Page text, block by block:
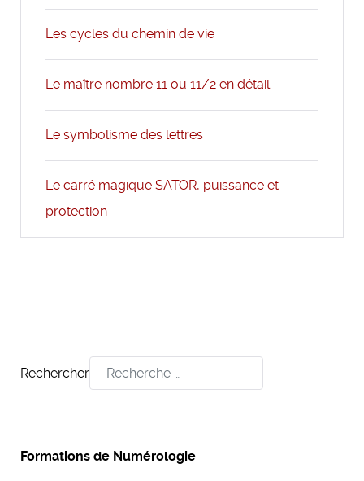
Les cycles du chemin de vie
Le maître nombre 11 ou 11/2 en détail
Le symbolisme des lettres
Le carré magique SATOR, puissance et
protection
Rechercher
Formations de Numérologie